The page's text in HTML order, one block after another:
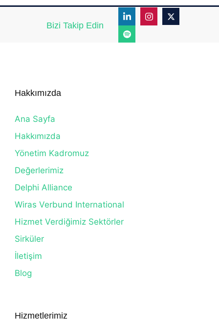
Bizi Takip Edin
Hakkımızda
Ana Sayfa
Hakkımızda
Yönetim Kadromuz
Değerlerimiz
Delphi Alliance
Wiras Verbund International
Hizmet Verdiğimiz Sektörler
Sirküler
İletişim
Blog
Hizmetlerimiz